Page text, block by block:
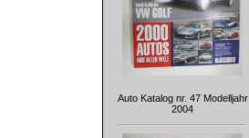
Auto Katalog nr. 47 Modelljahr
2004